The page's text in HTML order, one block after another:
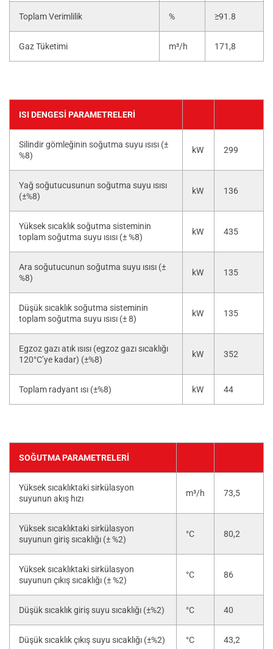
Toplam Verimlilik % ≥91.8
Gaz Tüketimi m³/h 171,8
ISI DENGESI PARAMETRELERI
Silindir gömleğinin soğutma suyu ısısı (±
%8)
kW 299
Yağ soğutucusunun soğutma suyu ısısı
(±%8)
kW 136
Yüksek sıcaklık soğutma sisteminin
toplam soğutma suyu ısısı (± %8)
kW 435
Ara soğutucunun soğutma suyu ısısı (±
%8)
kW 135
Düşük sıcaklık soğutma sisteminin
toplam soğutma suyu ısısı (± 8)
kW 135
Egzoz gazı atık ısısı (egzoz gazı sıcaklığı
120°C’ye kadar) (±%8)
kW 352
Toplam radyant ısı (±%8) kW 44
SOĞUTMA PARAMETRELERI
Yüksek sıcaklıktaki sirkülasyon
suyunun akış hızı
m³/h 73,5
Yüksek sıcaklıktaki sirkülasyon
suyunun giriş sıcaklığı (± %2)
°C 80,2
Yüksek sıcaklıktaki sirkülasyon
suyunun çıkış sıcaklığı (± %2)
°C 86
Düşük sıcaklık giriş suyu sıcaklığı (±%2) °C 40
Düşük sıcaklık çıkış suyu sıcaklığı (±%2) °C 43,2